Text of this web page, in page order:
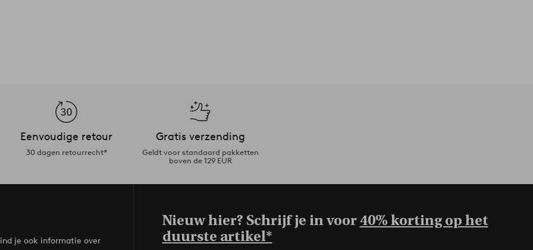
Eenvoudige retour
30 dagen retourrecht*
Gratis verzending
Geldt voor standaard pakketten
boven de 129 EUR
je ook informatie over
Nieuw hier? Schrijf je in voor40% korting op het
duurste artikel*